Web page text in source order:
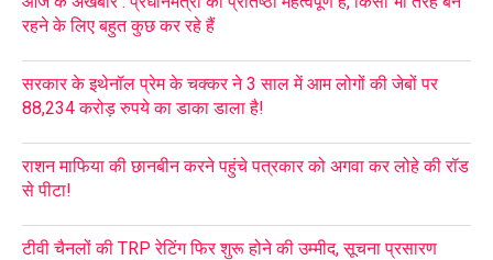
रहने के लिए बहुत कुछ कर रहे हैं
सरकार के इथेनॉल प्रेम के चक्कर ने 3 साल में आम लोगों की जेबों पर
88,234 करोड़ रुपये का डाका डाला है!
राशन माफिया की छानबीन करने पहुंचे पत्रकार को अगवा कर लोहे की रॉड
से पीटा!
टीवी चैनलों की TRP रेटिंग फिर शुरू होने की उम्मीद, सूचना प्रसारण